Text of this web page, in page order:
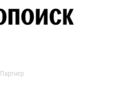
Партнер